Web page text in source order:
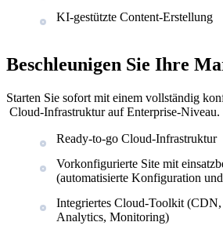
KI-gestützte Content-Erstellung
Beschleunigen Sie Ihre
Starten Sie sofort mit einem vollständig
Cloud-Infrastruktur auf Enterprise-Niveau.
Ready-to-go Cloud-Infrastruktur
Vorkonfigurierte Site mit
(automatisierte Konfiguration
Integriertes Cloud-Toolkit (CDN,
Analytics, Monitoring)